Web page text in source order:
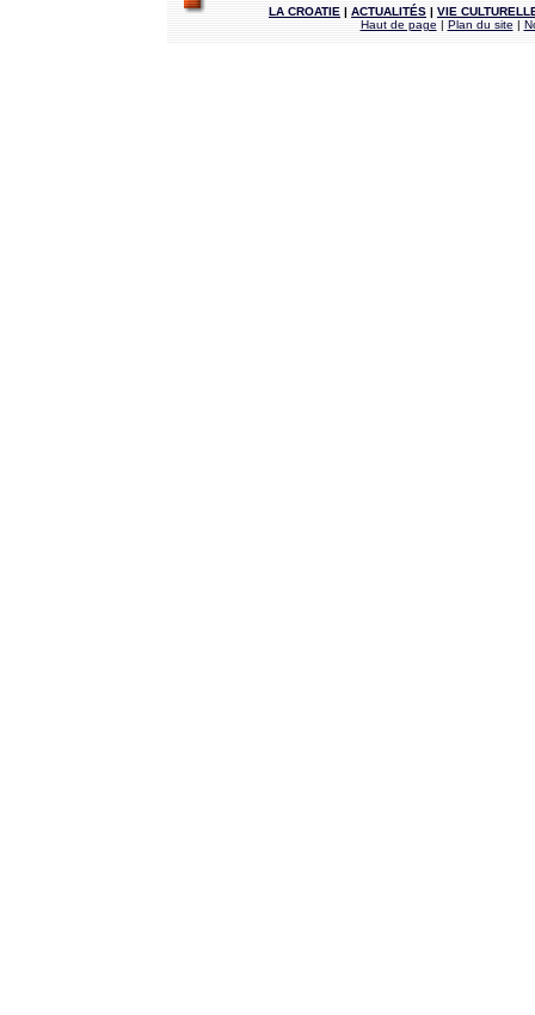
LA CROATIE | ACTUALITÉS | VIE
Haut de page| Plan du site|